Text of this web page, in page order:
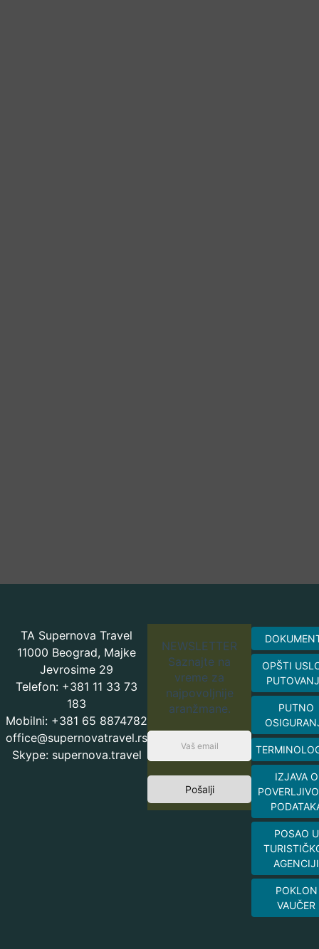
TA Supernova Travel
11000 Beograd, Majke
Jevrosime 29
Telefon: +381 11 33 73
183
Mobilni: +381 65 8874782
office@supernovatravel.rs
Skype: supernova.travel
NEWSLETTER
Saznajte na
vreme za
najpovoljnije
aranžmane.
Pošalji
OPŠTI
PUTNO
IZJAVA O
POSAO U
AGENCIJI
POKLON
VAUČER